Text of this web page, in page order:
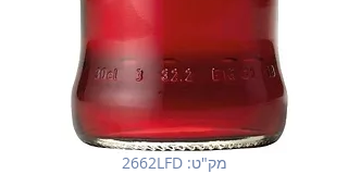
מק"ט: 2662LFD